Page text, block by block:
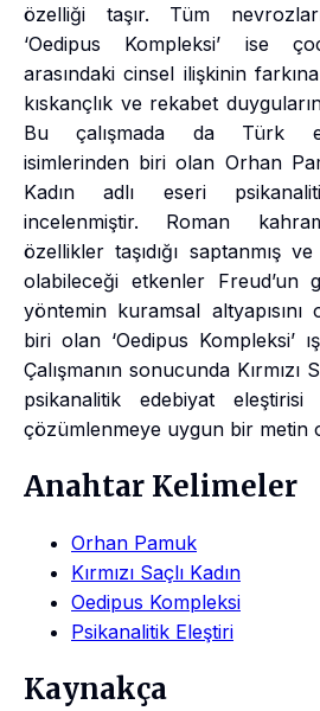
özelliği taşır. Tüm
‘Oedipus Kompleksi’ ise
arasındaki cinsel ilişkinin
kıskançlık ve rekabet
Bu çalışmada da Türk
isimlerinden biri olan Orhan
Kadın adlı eseri
incelenmiştir. Roman
özellikler taşıdığı saptanmış
olabileceği etkenler Freud’un
yöntemin kuramsal
biri olan ‘Oedipus Kompleksi’
Çalışmanın sonucunda Kırmızı
psikanalitik edebiyat eleştirisi
çözümlenmeye uygun bir metin
Anahtar Kelimeler
Orhan Pamuk
Kırmızı Saçlı Kadın
Oedipus Kompleksi
Psikanalitik Eleştiri
Kaynakça